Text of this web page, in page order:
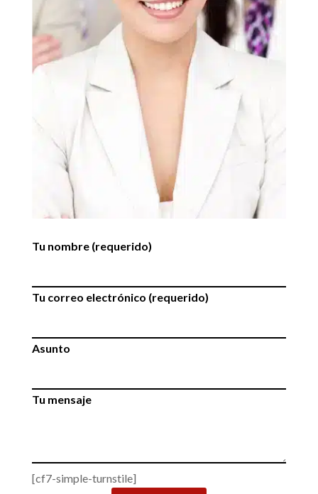
Tu nombre (requerido)
Tu correo electrónico (requerido)
Asunto
Tu mensaje
[cf7-simple-turnstile]